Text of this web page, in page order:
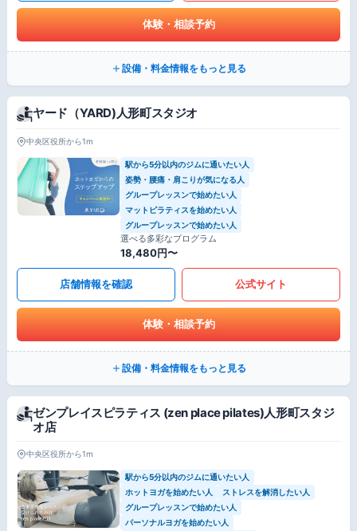
体験・相談予約
設備・料金情報をもっと見る
ヤード（YARD)人形町スタジオ
中央区役所から1m
駅から5分以内のジムに通いたい人
姿勢・腰痛・肩こりが気になる人
グループレッスンで始めたい人
マットピラティスを始めたい人
グループレッスンで始めたい人
選べる多彩なプログラム
18,480円〜
店舗情報を確認 公式サイト
体験・相談予約
設備・料金情報をもっと見る
ゼンプレイスピラティス (zen place pilates)人形町スタジ
オ店
中央区役所から1m
駅から5分以内のジムに通いたい人
ホットヨガを始めたい人
ストレスを解消したい人
グループレッスンで始めたい人
パーソナルヨガを始めたい人